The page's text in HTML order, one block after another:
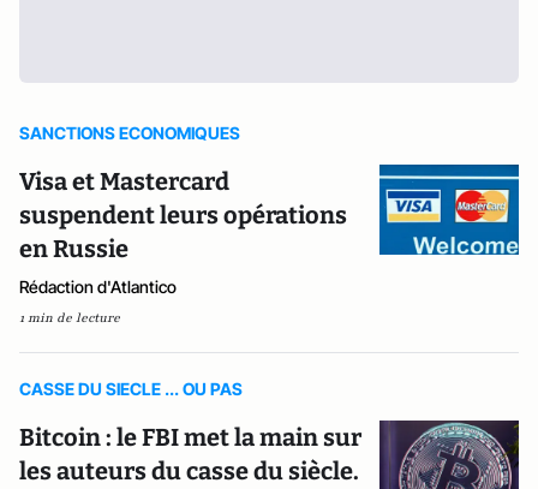
SANCTIONS ECONOMIQUES
Visa et Mastercard
suspendent leurs opérations
en Russie
Rédaction d'Atlantico
1 min de lecture
CASSE DU SIECLE ... OU PAS
Bitcoin : le FBI met la main sur
les auteurs du casse du siècle.